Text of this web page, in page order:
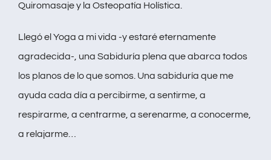
Quiromasaje y la Osteopatía Holística.
Llegó el Yoga a mi vida -y estaré eternamente
agradecida-, una Sabiduría plena que abarca todos
los planos de lo que somos. Una sabiduría que me
ayuda cada día a percibirme, a sentirme, a
respirarme, a centrarme, a serenarme, a conocerme,
a relajarme…